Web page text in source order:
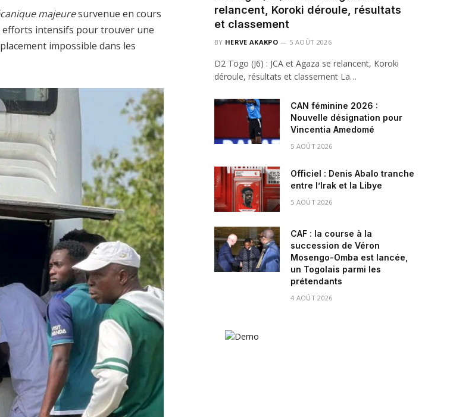
majeuresurvenue en cours
efforts intensifs pour trouver une
impossible dans les
relancent, Koroki déroule, résultats
et classement
BY HERVE AKAKPO 5 AOÛT 2026
D2 Togo (J6) : JCA et Agaza se relancent, Koroki
déroule, résultats et classement La…
CAN féminine 2026 :
Nouvelle désignation pour
Vincentia Amedomé
5 AOÛT 2026
Officiel : Denis Abalo tranche
entre l’Irak et la Libye
5 AOÛT 2026
CAF : la course à la
succession de Véron
Mosengo-Omba est lancée,
un Togolais parmi les
prétendants
4 AOÛT 2026